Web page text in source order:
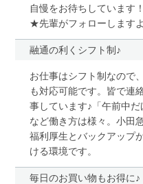
自慢をお待ちしています
★先輩がフォローします
融通の利くシフト制♪
お仕事はシフト制なので
も対応可能です。皆で連
事しています♪「午前中だ
など働き方は様々。小田
福利厚生とバックアップ
ける環境です。
毎日のお買い物もお得に♪